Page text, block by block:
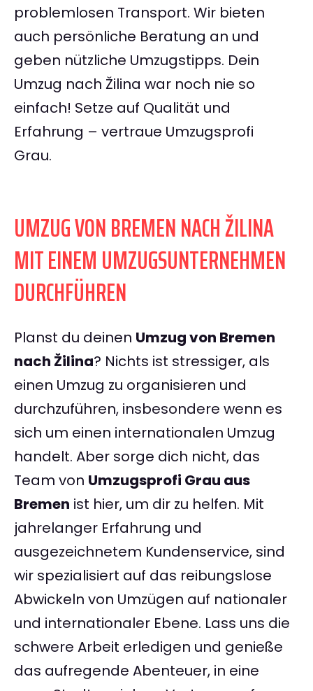
problemlosen Transport. Wir bieten
auch persönliche Beratung an und
geben nützliche Umzugstipps. Dein
Umzug nach Žilina war noch nie so
einfach! Setze auf Qualität und
Erfahrung – vertraue Umzugsprofi
Grau.
UMZUG VON BREMEN NACH ŽILINA
MIT EINEM UMZUGSUNTERNEHMEN
DURCHFÜHREN
Planst du deinen Umzug von Bremen
nach Žilina? Nichts ist stressiger, als
einen Umzug zu organisieren und
durchzuführen, insbesondere wenn es
sich um einen internationalen Umzug
handelt. Aber sorge dich nicht, das
Team von Umzugsprofi Grau aus
Bremen ist hier, um dir zu helfen. Mit
jahrelanger Erfahrung und
ausgezeichnetem Kundenservice, sind
wir spezialisiert auf das reibungslose
Abwickeln von Umzügen auf nationaler
und internationaler Ebene. Lass uns die
schwere Arbeit erledigen und genieße
das aufregende Abenteuer, in eine